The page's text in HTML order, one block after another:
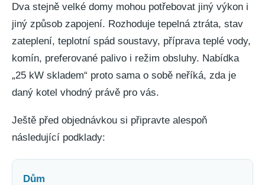
Dva stejně velké domy mohou potřebovat jiný výkon i
jiný způsob zapojení. Rozhoduje tepelná ztráta, stav
zateplení, teplotní spád soustavy, příprava teplé vody,
komín, preferované palivo i režim obsluhy. Nabídka
„25 kW skladem“ proto sama o sobě neříká, zda je
daný kotel vhodný právě pro vás.
Ještě před objednávkou si připravte alespoň
následující podklady:
Dům